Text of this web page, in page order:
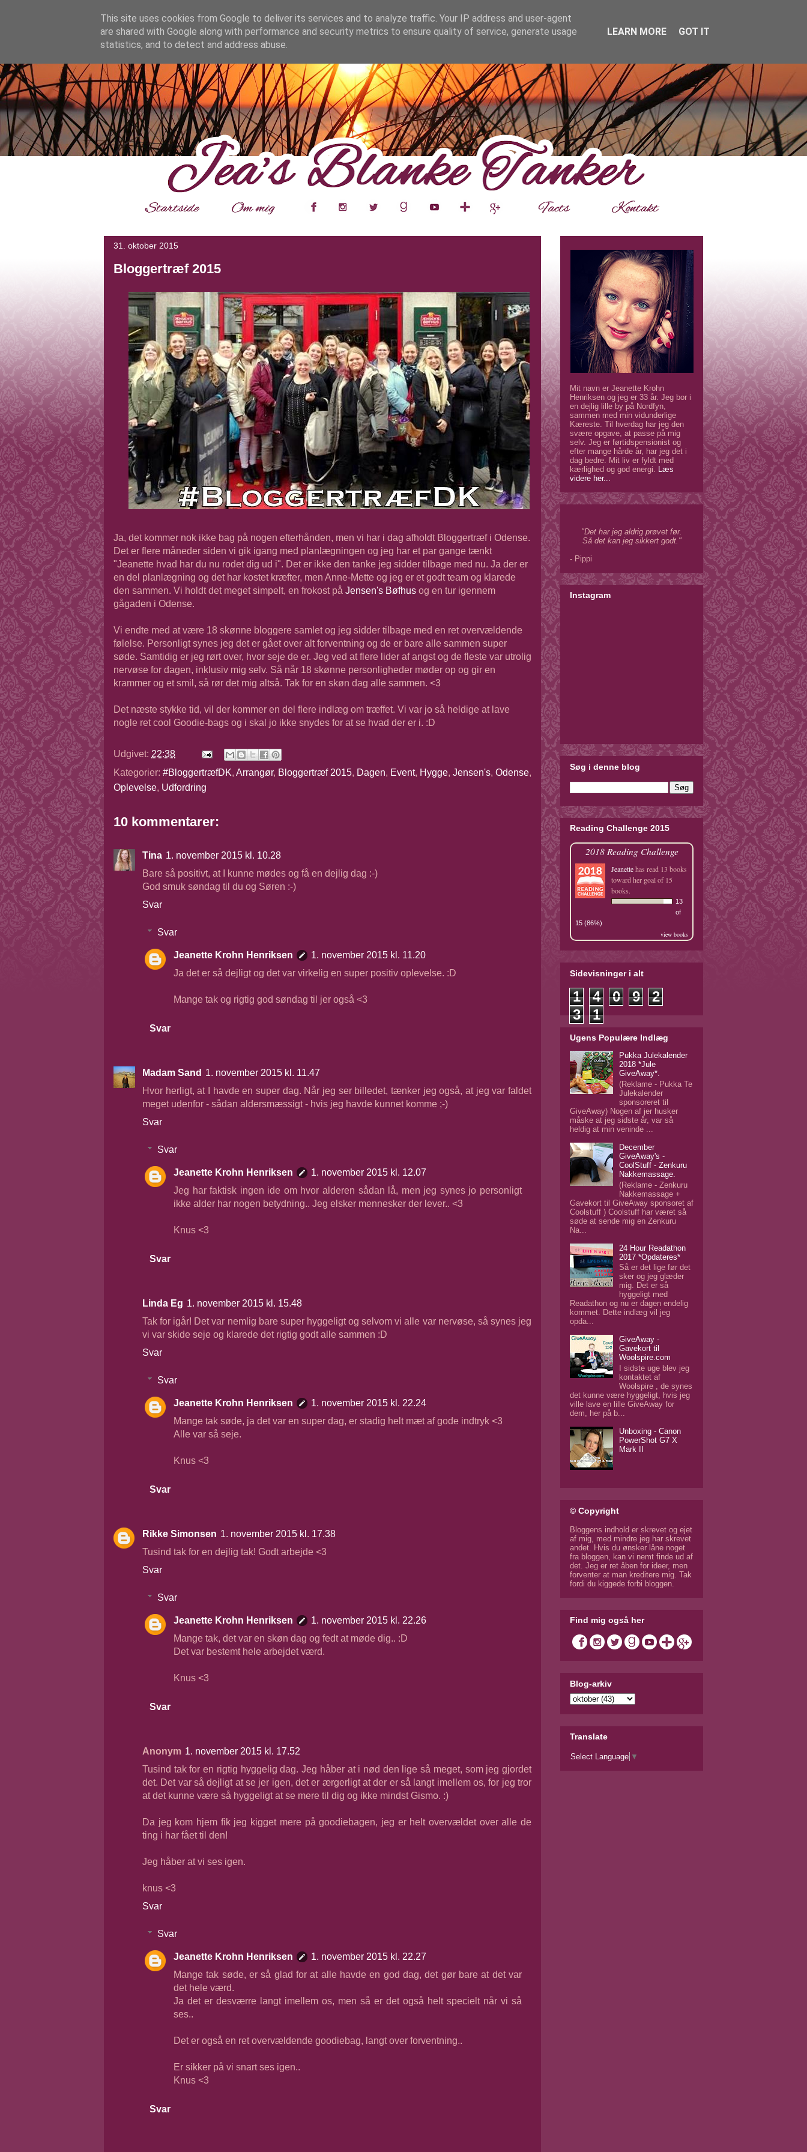
31. oktober 2015
Bloggertræf 2015
Ja, det kommer nok ikke bag på nogen efterhånden, men vi har i dag afholdt Bloggertræf i Odense.
Det er flere måneder siden vi gik igang med planlægningen og jeg har et par gange tænkt
"Jeanette hvad har du nu rodet dig ud i". Det er ikke den tanke jeg sidder tilbage med nu. Ja der er
en del planlægning og det har kostet kræfter, men Anne-Mette og jeg er et godt team og klarede
den sammen. Vi holdt det meget simpelt, en frokost på Jensen's Bøfhus og en tur igennem
gågaden i Odense.
Vi endte med at være 18 skønne bloggere samlet og jeg sidder tilbage med en ret overvældende
følelse. Personligt synes jeg det er gået over alt forventning og de er bare alle sammen super
søde. Samtidig er jeg rørt over, hvor seje de er. Jeg ved at flere lider af angst og de fleste var utrolig
nervøse for dagen, inklusiv mig selv. Så når 18 skønne personligheder møder op og gir en
krammer og et smil, så rør det mig altså. Tak for en skøn dag alle sammen. <3
Det næste stykke tid, vil der kommer en del flere indlæg om træffet. Vi var jo så heldige at lave
nogle ret cool Goodie-bags og i skal jo ikke snydes for at se hvad der er i. :D
Udgivet: 22:38
Kategorier: #BloggertræfDK, Arrangør, Bloggertræf 2015, Dagen, Event, Hygge, Jensen's, Odense,
Oplevelse, Udfordring
10 kommentarer:
Tina 1. november 2015 kl. 10.28
Bare så positivt, at I kunne mødes og få en dejlig dag :-)
God smuk søndag til du og Søren :-)
Svar
Svar
Jeanette Krohn Henriksen
1. november 2015 kl. 11.20
Ja det er så dejligt og det var virkelig en super positiv oplevelse. :D
Mange tak og rigtig god søndag til jer også <3
Svar
Madam Sand 1. november 2015 kl. 11.47
Hvor herligt, at I havde en super dag. Når jeg ser billedet, tænker jeg også, at jeg var faldet
meget udenfor - sådan aldersmæssigt - hvis jeg havde kunnet komme ;-)
Svar
Svar
Jeanette Krohn Henriksen
1. november 2015 kl. 12.07
Jeg har faktisk ingen ide om hvor alderen sådan lå, men jeg synes jo personligt
ikke alder har nogen betydning.. Jeg elsker mennesker der lever.. <3
Knus <3
Svar
Linda Eg 1. november 2015 kl. 15.48
Tak for igår! Det var nemlig bare super hyggeligt og selvom vi alle var nervøse, så synes jeg
vi var skide seje og klarede det rigtig godt alle sammen :D
Svar
Svar
Jeanette Krohn Henriksen
1. november 2015 kl. 22.24
Mange tak søde, ja det var en super dag, er stadig helt mæt af gode indtryk <3
Alle var så seje.
Knus <3
Svar
Rikke Simonsen 1. november 2015 kl. 17.38
Tusind tak for en dejlig tak! Godt arbejde <3
Svar
Svar
Jeanette Krohn Henriksen
1. november 2015 kl. 22.26
Mange tak, det var en skøn dag og fedt at møde dig.. :D
Det var bestemt hele arbejdet værd.
Knus <3
Svar
Anonym 1. november 2015 kl. 17.52
Tusind tak for en rigtig hyggelig dag. Jeg håber at i nød den lige så meget, som jeg gjordet
det. Det var så dejligt at se jer igen, det er ærgerligt at der er så langt imellem os, for jeg tror
at det kunne være så hyggeligt at se mere til dig og ikke mindst Gismo. :)
Da jeg kom hjem fik jeg kigget mere på goodiebagen, jeg er helt overvældet over alle de
ting i har fået til den!
Jeg håber at vi ses igen.
knus <3
Svar
Svar
Jeanette Krohn Henriksen
1. november 2015 kl. 22.27
Mange tak søde, er så glad for at alle havde en god dag, det gør bare at det var
det hele værd.
Ja det er desværre langt imellem os, men så er det også helt specielt når vi så
ses..
Det er også en ret overvældende goodiebag, langt over forventning..
Er sikker på vi snart ses igen..
Knus <3
Svar
Mit navn er Jeanette Krohn
Henriksen og jeg er 33 år. Jeg bor i
en dejlig lille by på Nordfyn,
sammen med min vidunderlige
Kæreste. Til hverdag har jeg den
svære opgave, at passe på mig
selv. Jeg er førtidspensionist og
efter mange hårde år, har jeg det i
dag bedre. Mit liv er fyldt med
kærlighed og god energi. Læs
videre her...
"Det har jeg aldrig prøvet før.
Så det kan jeg sikkert godt."
- Pippi
Instagram
Søg i denne blog
Reading Challenge 2015
2018 Reading Challenge
Jeanettehas read 13 books
toward her goal of 15
books.
13
of
15 (86%)
view books
Sidevisninger i alt
1 4 0 9
2
3
1
Ugens Populære Indlæg
Pukka Julekalender
2018 *Jule
GiveAway*.
(Reklame - Pukka Te
Julekalender
sponsoreret til
GiveAway) Nogen af jer husker
måske at jeg sidste år, var så
heldig at min veninde ...
December
GiveAway's -
CoolStuff - Zenkuru
Nakkemassage.
(Reklame - Zenkuru
Nakkemassage +
Gavekort til GiveAway sponsoret af
Coolstuff ) Coolstuff har været så
søde at sende mig en Zenkuru
Na...
24 Hour Readathon
2017 *Opdateres*
Så er det lige før det
sker og jeg glæder
mig. Det er så
hyggeligt med
Readathon og nu er dagen endelig
kommet. Dette indlæg vil jeg
opda...
GiveAway -
Gavekort til
Woolspire.com
I sidste uge blev jeg
kontaktet af
Woolspire , de synes
det kunne være hyggeligt, hvis jeg
ville lave en lille GiveAway for
dem, her på b...
Unboxing - Canon
PowerShot G7 X
Mark II
© Copyright
Bloggens indhold er skrevet og ejet
af mig, med mindre jeg har skrevet
andet. Hvis du ønsker låne noget
fra bloggen, kan vi nemt finde ud af
det. Jeg er ret åben for ideer, men
forventer at man kreditere mig. Tak
fordi du kiggede forbi bloggen.
Find mig også her
Blog-arkiv
Translate
Select Language ▼
This site uses cookies from Google to deliver its services and to analyze traffic. Your IP address and user-agent
are shared with Google along with performance and security metrics to ensure quality of service, generate usage
statistics, and to detect and address abuse.
LEARN MORE GOT IT